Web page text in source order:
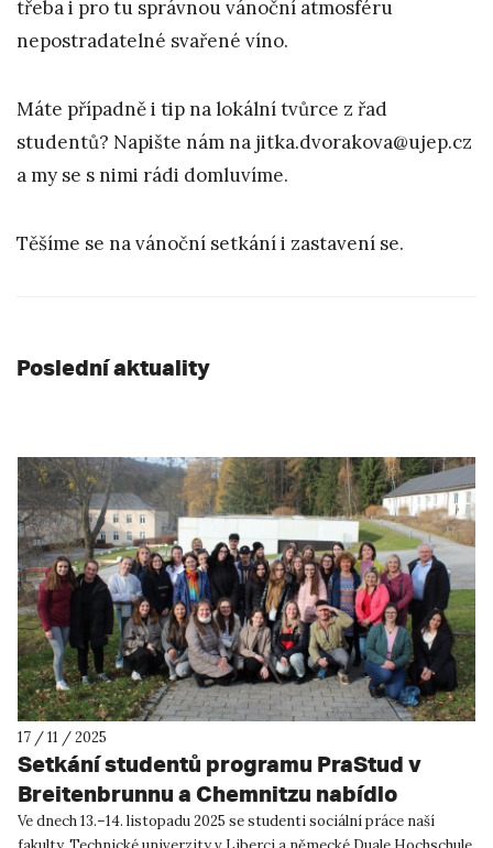
třeba i pro tu správnou vánoční atmosféru
nepostradatelné svařené víno.
Máte případně i tip na lokální tvůrce z řad
studentů? Napište nám na jitka.dvorakova@ujep.cz
a my se s nimi rádi domluvíme.
Těšíme se na vánoční setkání i zastavení se.
Poslední aktuality
17 / 11 / 2025
Setkání studentů programu PraStud v
Breitenbrunnu a Chemnitzu nabídlo
inspiraci i jedinečný networking
Ve dnech 13.–14. listopadu 2025 se studenti sociální práce naší